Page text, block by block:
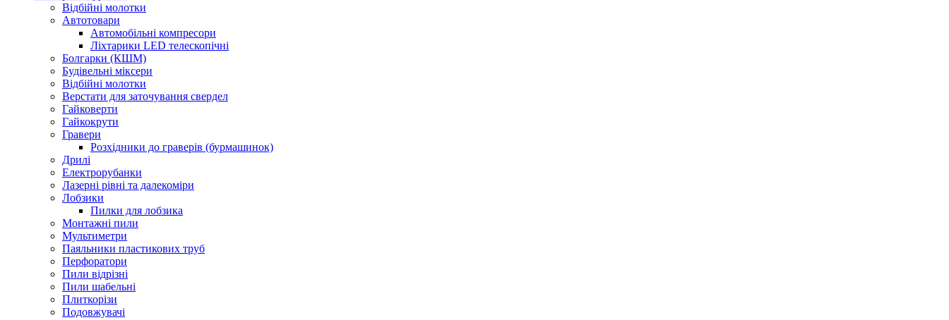
Bідбійні молотки
Автотовари
Автомобільні компресори
Ліхтарики LED телескопічні
Болгарки (КШМ)
Будівельні міксери
Відбійні молотки
Верстати для заточування свердел
Гайковерти
Гайкокрути
Гравери
Розхідники до граверів (бурмашинок)
Дрилі
Електрорубанки
Лазерні рівні та далекоміри
Лобзики
Пилки для лобзика
Монтажні пили
Мультиметри
Паяльники пластикових труб
Перфоратори
Пили відрізні
Пили шабельні
Плиткорізи
Подовжувачі